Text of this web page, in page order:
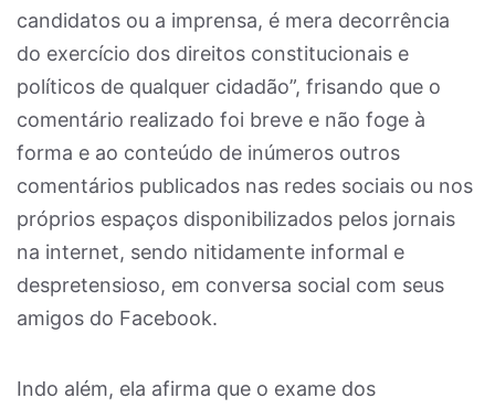
candidatos ou a imprensa, é mera decorrência
do exercício dos direitos constitucionais e
políticos de qualquer cidadão”, frisando que o
comentário realizado foi breve e não foge à
forma e ao conteúdo de inúmeros outros
comentários publicados nas redes sociais ou nos
próprios espaços disponibilizados pelos jornais
na internet, sendo nitidamente informal e
despretensioso, em conversa social com seus
amigos do Facebook.
Indo além, ela afirma que o exame dos